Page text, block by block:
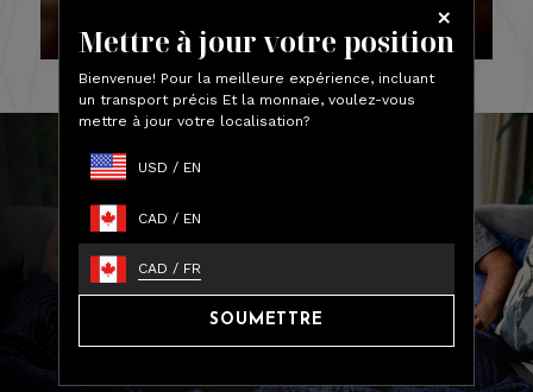
Mettre à jour votre position
Bienvenue! Pour la meilleure expérience, incluant
un transport précis Et la monnaie, voulez-vous
mettre à jour votre localisation?
USD / EN
CAD / EN
CAD / FR
SOUMETTRE
Essentiels de confort de luxe,
fabriqués avec amour.